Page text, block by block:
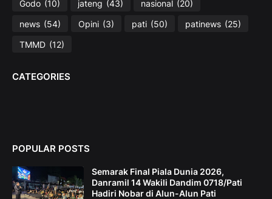
Godo (10) jateng (43) nasional (20)
news (54) Opini (3) pati (50) patinews (25)
TMMD (12)
CATEGORIES
POPULAR POSTS
Semarak Final Piala Dunia 2026,
Danramil 14 Wakili Dandim 0718/Pati
Hadiri Nobar di Alun-Alun Pati